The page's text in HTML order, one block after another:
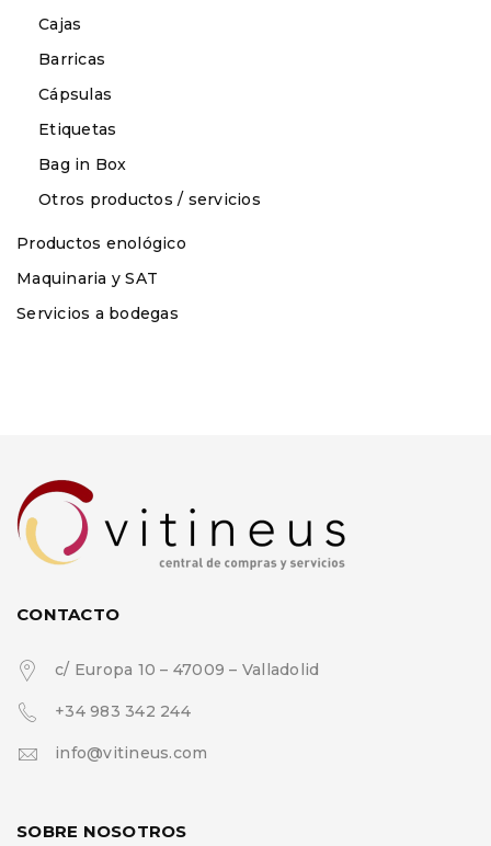
Cajas
Barricas
Cápsulas
Etiquetas
Bag in Box
Otros productos / servicios
Productos enológico
Maquinaria y SAT
Servicios a bodegas
CONTACTO
c/ Europa 10 – 47009 – Valladolid
+34 983 342 244
info@vitineus.com
SOBRE NOSOTROS